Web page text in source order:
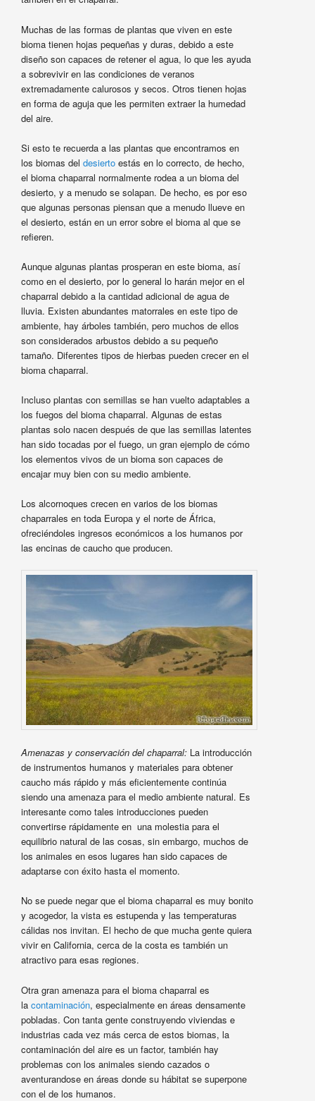
Muchas de las formas de plantas que viven en este
bioma tienen hojas pequeñas y duras, debido a este
diseño son capaces de retener el agua, lo que les ayuda
a sobrevivir en las condiciones de veranos
extremadamente calurosos y secos. Otros tienen hojas
en forma de aguja que les permiten extraer la humedad
del aire.
Si esto te recuerda a las plantas que encontramos en
los biomas del desierto estás en lo correcto, de hecho,
el bioma chaparral normalmente rodea a un bioma del
desierto, y a menudo se solapan. De hecho, es por eso
que algunas personas piensan que a menudo llueve en
el desierto, están en un error sobre el bioma al que se
refieren.
Aunque algunas plantas prosperan en este bioma, así
como en el desierto, por lo general lo harán mejor en el
chaparral debido a la cantidad adicional de agua de
lluvia. Existen abundantes matorrales en este tipo de
ambiente, hay árboles también, pero muchos de ellos
son considerados arbustos debido a su pequeño
tamaño. Diferentes tipos de hierbas pueden crecer en el
bioma chaparral.
Incluso plantas con semillas se han vuelto adaptables a
los fuegos del bioma chaparral. Algunas de estas
plantas solo nacen después de que las semillas latentes
han sido tocadas por el fuego, un gran ejemplo de cómo
los elementos vivos de un bioma son capaces de
encajar muy bien con su medio ambiente.
Los alcornoques crecen en varios de los biomas
chaparrales en toda Europa y el norte de África,
ofreciéndoles ingresos económicos a los humanos por
las encinas de caucho que producen.
Amenazas y conservación del chaparral:La introducción
de instrumentos humanos y materiales para obtener
caucho más rápido y más eficientemente continúa
siendo una amenaza para el medio ambiente natural. Es
interesante como tales introducciones pueden
convertirse rápidamente en una molestia para el
equilibrio natural de las cosas, sin embargo, muchos de
los animales en esos lugares han sido capaces de
adaptarse con éxito hasta el momento.
No se puede negar que el bioma chaparral es muy bonito
y acogedor, la vista es estupenda y las temperaturas
cálidas nos invitan. El hecho de que mucha gente quiera
vivir en California, cerca de la costa es también un
atractivo para esas regiones.
Otra gran amenaza para el bioma chaparral es
la contaminación, especialmente en áreas densamente
pobladas. Con tanta gente construyendo viviendas e
industrias cada vez más cerca de estos biomas, la
contaminación del aire es un factor, también hay
problemas con los animales siendo cazados o
aventurandose en áreas donde su hábitat se superpone
con el de los humanos.